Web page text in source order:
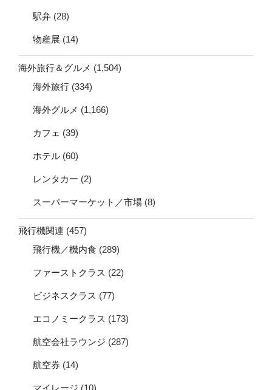
駅弁 (28)
物産展 (14)
海外旅行＆グルメ (1,504)
海外旅行 (334)
海外グルメ (1,166)
カフェ (39)
ホテル (60)
レンタカー (2)
スーパーマーケット／市場 (8)
飛行機関連 (457)
飛行機／機内食 (289)
ファーストクラス (22)
ビジネスクラス (77)
エコノミークラス (173)
航空会社ラウンジ (287)
航空券 (14)
マイレージ (10)